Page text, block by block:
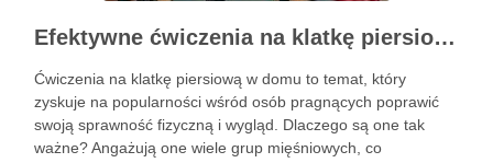
Efektywne ćwiczenia na klatkę piersiową w domu – przewodnik po treningu
Ćwiczenia na klatkę piersiową w domu to temat, który
zyskuje na popularności wśród osób pragnących poprawić
swoją sprawność fizyczną i wygląd. Dlaczego są one tak
ważne? Angażują one wiele grup mięśniowych, co